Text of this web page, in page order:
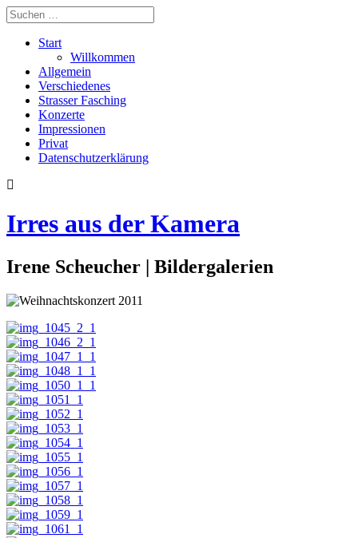
Start
Willkommen
Allgemein
Verschiedenes
Strasser Fasching
Konzerte
Impressionen
Privat
Datenschutzerklärung
Irres aus der Kamera
Irene Scheucher | Bildergalerien